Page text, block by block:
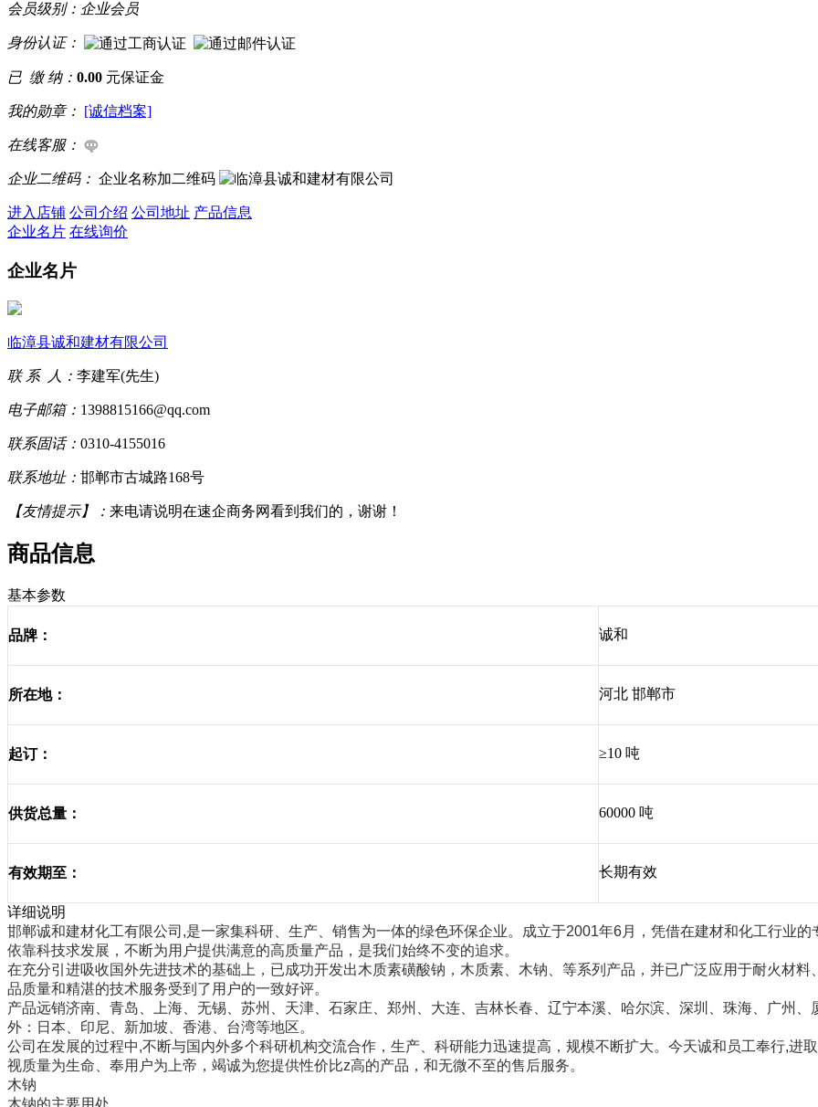
会员级别： 企业会员
身份认证：
已 缴 纳： 0.00 元保证金
我的勋章： [诚信档案]
在线客服：
企业二维码： 企业名称加二维码
进入店铺 公司介绍 公司地址 产品信息
企业名片 在线询价
企业名片
临漳县诚和建材有限公司
联 系 人： 李建军(先生)
电子邮箱： 1398815166@qq.com
联系固话： 0310-4155016
联系地址： 邯郸市古城路168号
【友情提示】： 来电请说明在速企商务网看到我们的，谢谢！
商品信息
基本参数
品牌： 诚和
所在地： 河北 邯郸市
起订： ≥10 吨
供货总量： 60000 吨
有效期至： 长期有效
详细说明
邯郸诚和建材化工有限公司,是一家集科研、生产、销售为一体的绿色环保企业。成立于2001年6月，凭借在建材和化工行业的
依靠科技求发展，不断为用户提供满意的高质量产品，是我们始终不变的追求。
在充分引进吸收国外先进技术的基础上，已成功开发出木质素磺酸钠，木质素、木钠、等系列产品，并已广泛应用于耐火材
品质量和精湛的技术服务受到了用户的一致好评。
产品远销济南、青岛、上海、无锡、苏州、天津、石家庄、郑州、大连、吉林长春、辽宁本溪、哈尔滨、深圳、珠海、广州
外：日本、印尼、新加坡、香港、台湾等地区。
公司在发展的过程中,不断与国内外多个科研机构交流合作，生产、科研能力迅速提高，规模不断扩大。今天诚和员工奉行,进
视质量为生命、奉用户为上帝，竭诚为您提供性价比z高的产品，和无微不至的售后服务。
木钠